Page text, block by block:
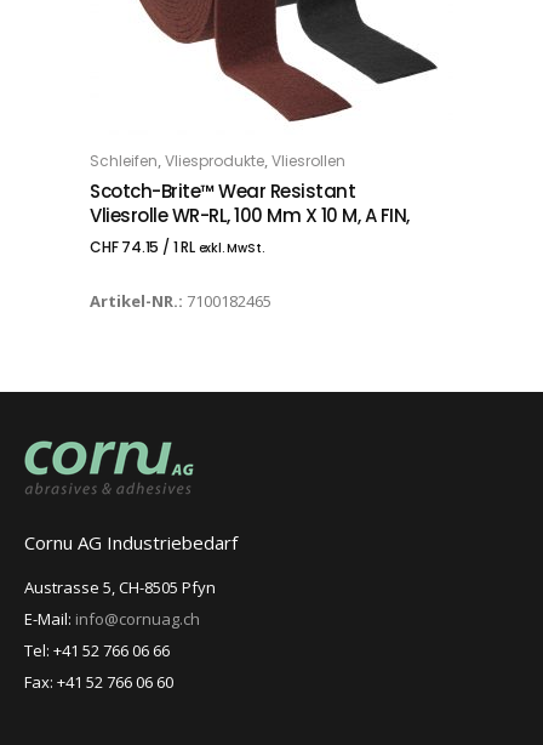
IN DEN WARENKORB
Schleifen,Vliesprodukte,Vliesrollen
Scotch-Brite™ Wear Resistant
Vliesrolle WR-RL, 100 Mm X 10 M, A FIN,
CHF74.15 / 1 RL exkl. MwSt.
Artikel-NR.: 7100182465
Cornu AG Industriebedarf
Austrasse 5, CH-8505 Pfyn
E-Mail: info@cornuag.ch
Tel: +41 52 766 06 66
Fax: +41 52 766 06 60